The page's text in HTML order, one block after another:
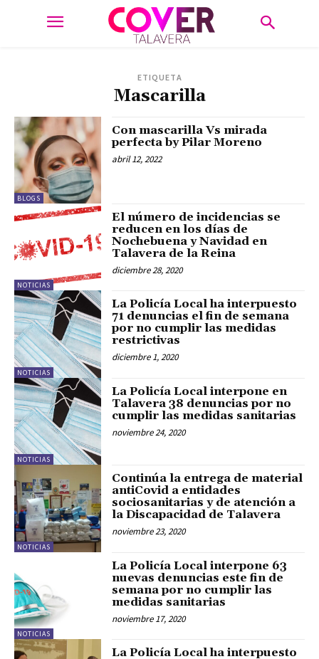
ETIQUETA
Mascarilla
BLOGS
Con mascarilla Vs mirada
perfecta by Pilar Moreno
abril 12, 2022
NOTICIAS
El número de incidencias se
reducen en los días de
Nochebuena y Navidad en
Talavera de la Reina
diciembre 28, 2020
NOTICIAS
La Policía Local ha interpuesto
71 denuncias el fin de semana
por no cumplir las medidas
restrictivas
diciembre 1, 2020
NOTICIAS
La Policía Local interpone en
Talavera 38 denuncias por no
cumplir las medidas sanitarias
noviembre 24, 2020
NOTICIAS
Continúa la entrega de material
antiCovid a entidades
sociosanitarias y de atención a
la Discapacidad de Talavera
noviembre 23, 2020
NOTICIAS
La Policía Local interpone 63
nuevas denuncias este fin de
semana por no cumplir las
medidas sanitarias
noviembre 17, 2020
La Policía Local ha interpuesto